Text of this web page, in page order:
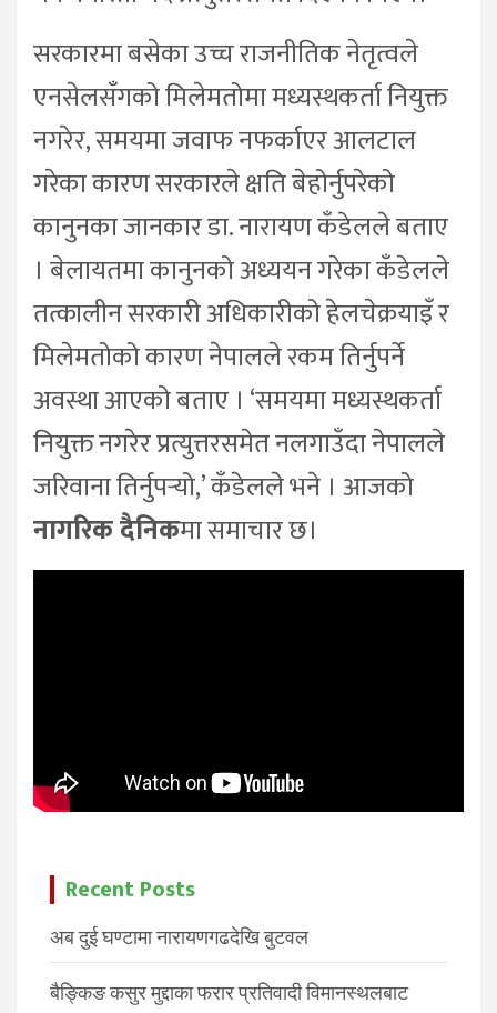
सरकारमा बसेका उच्च राजनीतिक नेतृत्वले
एनसेलसँगको मिलेमतोमा मध्यस्थकर्ता नियुक्त
नगरेर, समयमा जवाफ नफर्काएर आलटाल
गरेका कारण सरकारले क्षति बेहोर्नुपरेको
कानुनका जानकार डा. नारायण कँडेलले बताए
। बेलायतमा कानुनको अध्ययन गरेका कँडेलले
तत्कालीन सरकारी अधिकारीको हेलचेक्रयाइँ र
मिलेमतोको कारण नेपालले रकम तिर्नुपर्ने
अवस्था आएको बताए । ‘समयमा मध्यस्थकर्ता
नियुक्त नगरेर प्रत्युत्तरसमेत नलगाउँदा नेपालले
जरिवाना तिर्नुपर्‍यो,’ कँडेलले भने । आजको
नागरिक दैनिकमा समाचार छ।
Recent Posts
अब दुई घण्टामा नारायणगढदेखि बुटवल
बैङ्किङ कसुर मुद्दाका फरार प्रतिवादी विमानस्थलबाट